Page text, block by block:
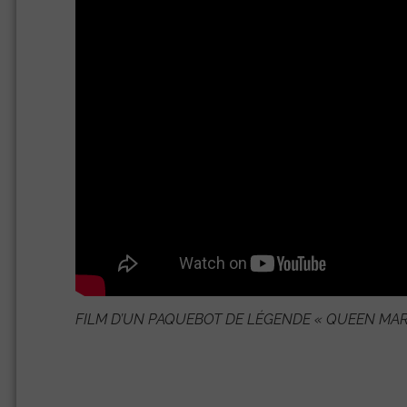
FILM D’UN PAQUEBOT DE LÉGENDE « QUEEN